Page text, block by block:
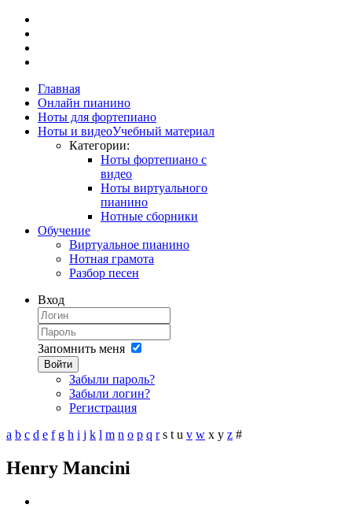
Главная
Онлайн пианино
Ноты для фортепиано
Ноты и видеоУчебный материал
Категории:
Ноты фортепиано с
видео
Ноты виртуального
пианино
Нотные сборники
Обучение
Виртуальное пианино
Нотная грамота
Разбор песен
Вход
Запомнить меня
Войти
Забыли пароль?
Забыли логин?
Регистрация
a b c d e f g h i j k l m n o p q r s t u v w x y z #
Henry Mancini